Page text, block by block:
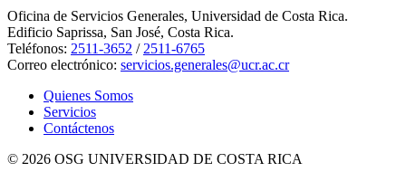
Oficina de Servicios Generales, Universidad de Costa Rica.
Edificio Saprissa, San José, Costa Rica.
Teléfonos: 2511-3652 / 2511-6765
Correo electrónico: servicios.generales@ucr.ac.cr
Quienes Somos
Servicios
Contáctenos
© 2026 OSG UNIVERSIDAD DE COSTA RICA